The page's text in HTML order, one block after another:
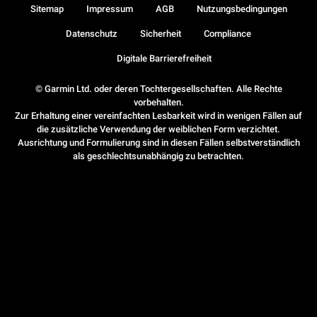
© Garmin Ltd. oder deren Tochtergesellschaften. Alle Rechte
vorbehalten.
Zur Erhaltung einer vereinfachten Lesbarkeit wird in wenigen Fällen auf
die zusätzliche Verwendung der weiblichen Form verzichtet.
Ausrichtung und Formulierung sind in diesen Fällen selbstverständlich
als geschlechtsunabhängig zu betrachten.
Sitemap Impressum AGB Nutzungsbedingungen
Datenschutz Sicherheit Compliance
Digitale Barrierefreiheit